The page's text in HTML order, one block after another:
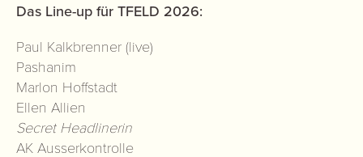
Das Line-up für TFELD 2026:
Paul Kalkbrenner (live)
Pashanim
Marlon Hoffstadt
Ellen Allien
Secret Headlinerin
AK Ausserkontrolle